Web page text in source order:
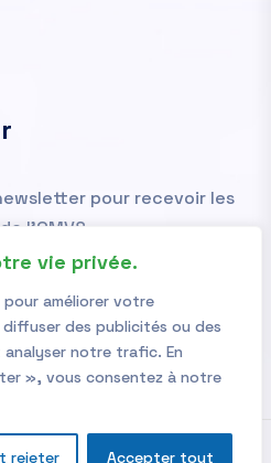
vie privée.
améliorer votre
des publicités ou des
notre trafic. En
», vous consentez à notre
rejeter Accepter tout
pour recevoir les
l'OMVS.